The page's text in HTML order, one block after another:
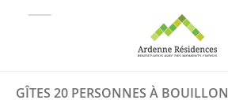
GÎTES 20 PERSONNES À BOUILLON